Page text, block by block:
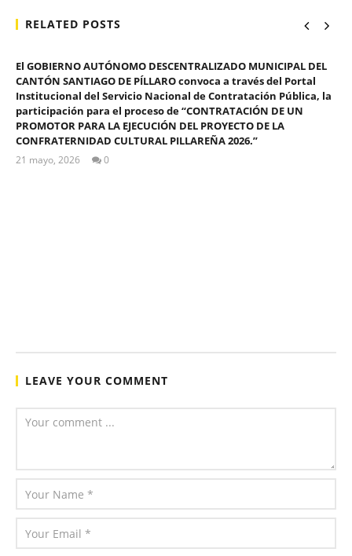
RELATED POSTS
El GOBIERNO AUTÓNOMO DESCENTRALIZADO MUNICIPAL DEL
CANTÓN SANTIAGO DE PÍLLARO convoca a través del Portal
Institucional del Servicio Nacional de Contratación Pública, la
participación para el proceso de “CONTRATACIÓN DE UN
PROMOTOR PARA LA EJECUCIÓN DEL PROYECTO DE LA
CONFRATERNIDAD CULTURAL PILLAREÑA 2026.”
21 mayo, 2026
0
LEAVE YOUR COMMENT